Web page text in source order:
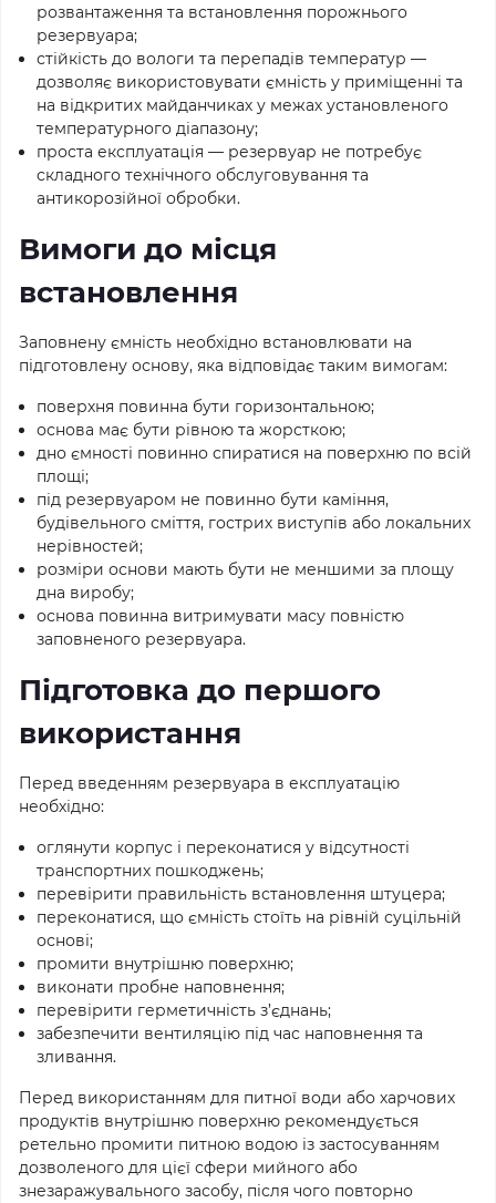
розвантаження та встановлення порожнього
резервуара;
стійкість до вологи та перепадів температур —
дозволяє використовувати ємність у приміщенні та
на відкритих майданчиках у межах установленого
температурного діапазону;
проста експлуатація — резервуар не потребує
складного технічного обслуговування та
антикорозійної обробки.
Вимоги до місця
встановлення
Заповнену ємність необхідно встановлювати на
підготовлену основу, яка відповідає таким вимогам:
поверхня повинна бути горизонтальною;
основа має бути рівною та жорсткою;
дно ємності повинно спиратися на поверхню по всій
площі;
під резервуаром не повинно бути каміння,
будівельного сміття, гострих виступів або локальних
нерівностей;
розміри основи мають бути не меншими за площу
дна виробу;
основа повинна витримувати масу повністю
заповненого резервуара.
Підготовка до першого
використання
Перед введенням резервуара в експлуатацію
необхідно:
оглянути корпус і переконатися у відсутності
транспортних пошкоджень;
перевірити правильність встановлення штуцера;
переконатися, що ємність стоїть на рівній суцільній
основі;
промити внутрішню поверхню;
виконати пробне наповнення;
перевірити герметичність з’єднань;
забезпечити вентиляцію під час наповнення та
зливання.
Перед використанням для питної води або харчових
продуктів внутрішню поверхню рекомендується
ретельно промити питною водою із застосуванням
дозволеного для цієї сфери мийного або
знезаражувального засобу, після чого повторно